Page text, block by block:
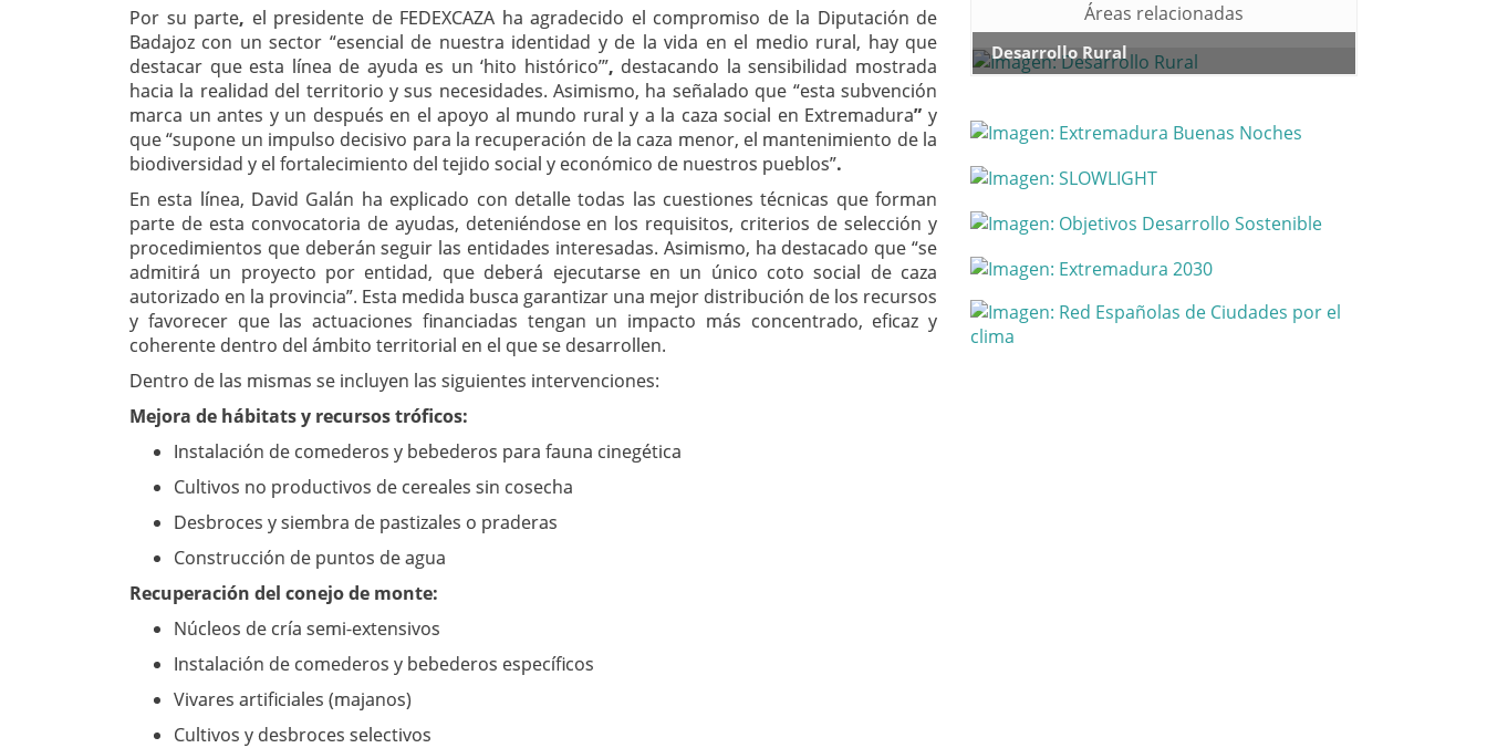
Por su parte, el presidente de FEDEXCAZA ha agradecido el compromiso de la Diputación de
Badajoz con un sector “esencial de nuestra identidad y de la vida en el medio rural, hay que
destacar que esta línea de ayuda es un ‘hito histórico’”,destacando la sensibilidad mostrada
hacia la realidad del territorio y sus necesidades. Asimismo, ha señalado que “esta subvención
marca un antes y un después en el apoyo al mundo rural y a la caza social en Extremadura” y
que“supone un impulso decisivo para la recuperación de la caza menor, el mantenimiento de la
biodiversidad y el fortalecimiento del tejido social y económico de nuestros pueblos”.
En esta línea, David Galán ha explicado con detalle todas las cuestiones técnicas que forman
parte de esta convocatoria de ayudas, deteniéndose en los requisitos, criterios de selección y
procedimientos que deberán seguir las entidades interesadas. Asimismo, ha destacado que “se
admitirá un proyecto por entidad, que deberá ejecutarse en un único coto social de caza
autorizado en la provincia”. Esta medida busca garantizar una mejor distribución de los recursos
y favorecer que las actuaciones financiadas tengan un impacto más concentrado, eficaz y
coherente dentro del ámbito territorial en el que se desarrollen.
Dentro de las mismas se incluyen las siguientes intervenciones:
Mejora de hábitats y recursos tróficos:
Instalación de comederos y bebederos para fauna cinegética
Cultivos no productivos de cereales sin cosecha
Desbroces y siembra de pastizales o praderas
Construcción de puntos de agua
Recuperación del conejo de monte:
Núcleos de cría semi-extensivos
Instalación de comederos y bebederos específicos
Vivares artificiales (majanos)
Cultivos y desbroces selectivos
Áreas relacionadas
Desarrollo Rural